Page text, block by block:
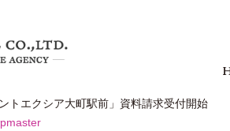
トエクシア大町駅前」資料請求受付開始